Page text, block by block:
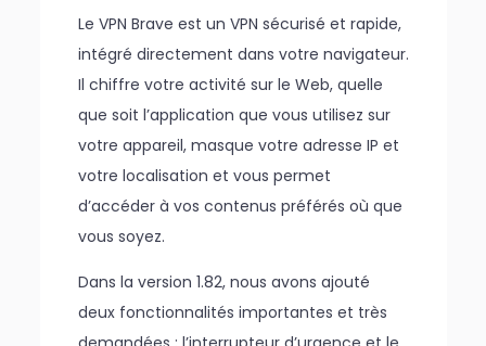
Le VPN Brave est un VPN sécurisé et rapide,
intégré directement dans votre navigateur.
Il chiffre votre activité sur le Web, quelle
que soit l’application que vous utilisez sur
votre appareil, masque votre adresse IP et
votre localisation et vous permet
d’accéder à vos contenus préférés où que
vous soyez.
Dans la version 1.82, nous avons ajouté
deux fonctionnalités importantes et très